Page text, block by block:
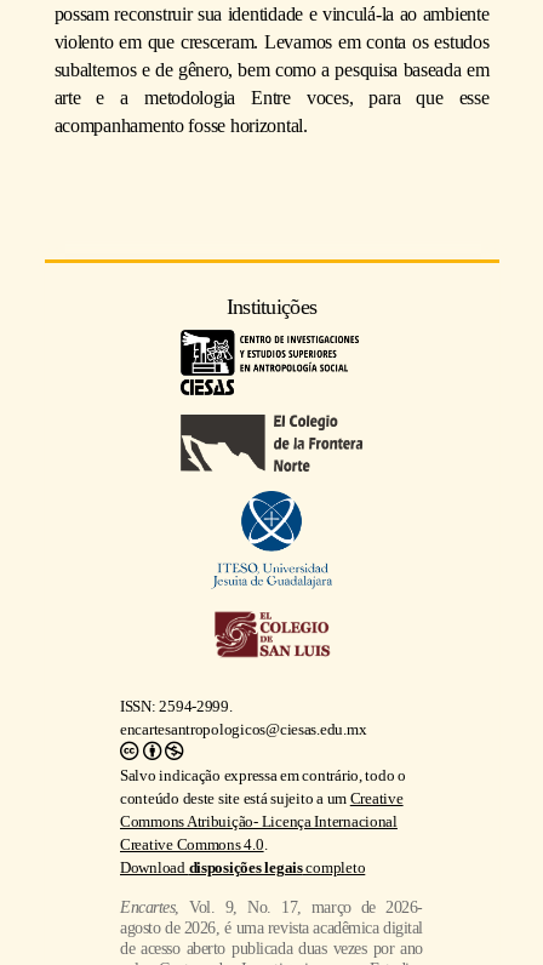
possam reconstruir sua identidade e vinculá-la ao ambiente
violento em que cresceram. Levamos em conta os estudos
subalternos e de gênero, bem como a pesquisa baseada em
arte e a metodologia Entre voces, para que esse
acompanhamento fosse horizontal.
Instituições
ISSN: 2594-2999.
encartesantropologicos@ciesas.edu.mx
Salvo indicação expressa em contrário, todo o
conteúdo deste site está sujeito a um Creative
Commons Atribuição- Licença Internacional
Creative Commons 4.0.
Download disposições legaiscompleto
Encartes, Vol. 9, No. 17, março de 2026-
agosto de 2026, é uma revista acadêmica digital
de acesso aberto publicada duas vezes por ano